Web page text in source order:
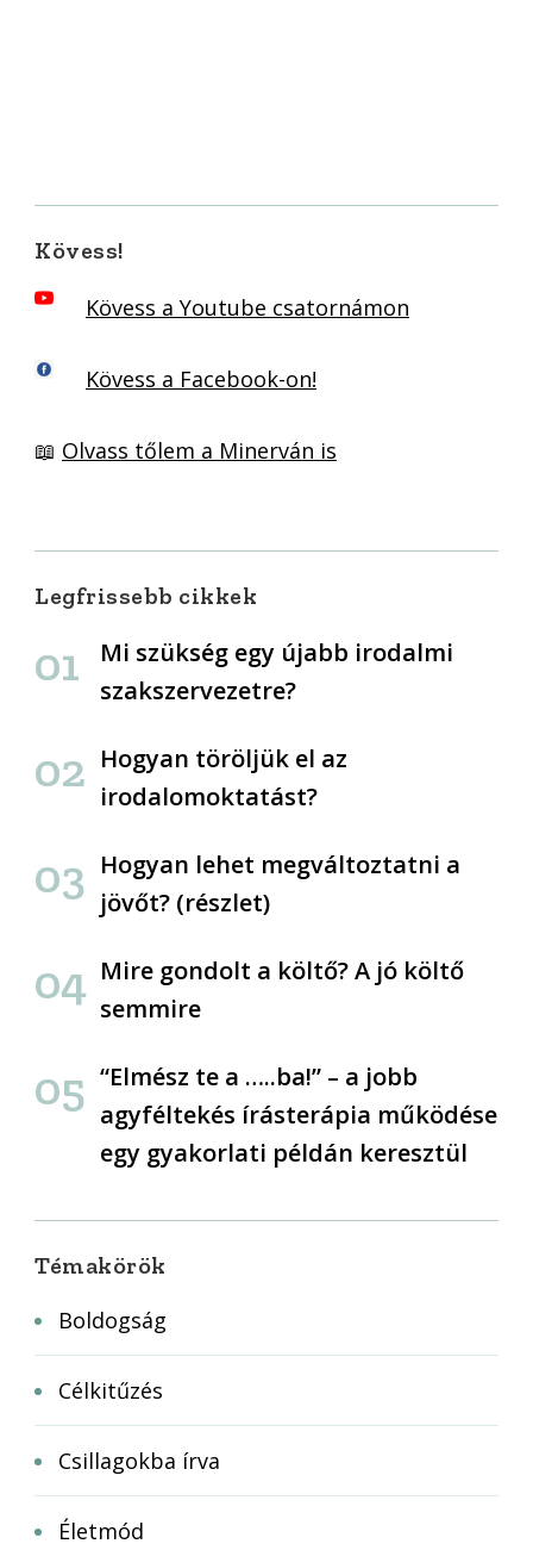
Kövess!
Kövess a Youtube csatornámon
Kövess a Facebook-on!
📖 Olvass tőlem a Minerván is
Legfrissebb cikkek
Mi szükség egy újabb irodalmi
szakszervezetre?
Hogyan töröljük el az
irodalomoktatást?
Hogyan lehet megváltoztatni a
jövőt? (részlet)
Mire gondolt a költő? A jó költő
semmire
“Elmész te a …..ba!” – a jobb
agyféltekés írásterápia működése
egy gyakorlati példán keresztül
Témakörök
Boldogság
Célkitűzés
Csillagokba írva
Életmód